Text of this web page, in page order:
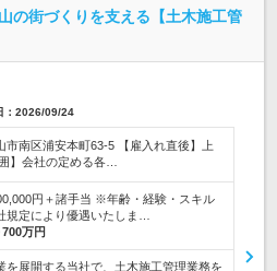
の街づくりを支える【土木施工管
：2026/09/24
市南区浦安本町63-5 【雇入れ直後】上
】会社の定める各…
円＋諸手当 ※年齢・経験・スキル
規定により優遇いたしま…
万円
を展開する当社で、土木施工管理業務を